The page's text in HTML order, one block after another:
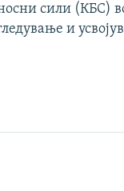
сили (КБС)
и